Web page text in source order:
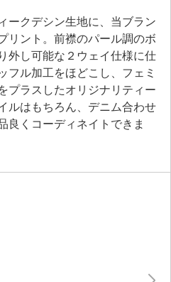
ークデシン生地に、当ブラン
リント。前襟のパール調のボ
外し可能な２ウェイ仕様に仕
フル加工をほどこし、フェミ
プラスしたオリジナリティー
ルはもちろん、デニム合わせ
良くコーディネイトできま